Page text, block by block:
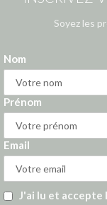
Soyez les
Nom
Prénom
Email
J'ai lu et